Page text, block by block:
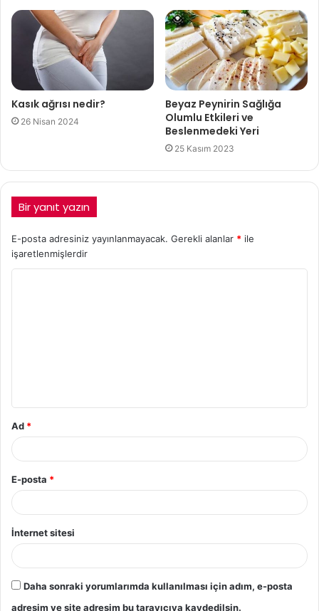
Kasık ağrısı nedir?
26 Nisan 2024
Beyaz Peynirin Sağlığa
Olumlu Etkileri ve
Beslenmedeki Yeri
25 Kasım 2023
Bir yanıt yazın
E-posta adresiniz yayınlanmayacak. Gerekli alanlar * ile
işaretlenmişlerdir
Ad *
E-posta *
İnternet sitesi
Daha sonraki yorumlarımda kullanılması için adım, e-posta
adresim ve site adresim bu tarayıcıya kaydedilsin.